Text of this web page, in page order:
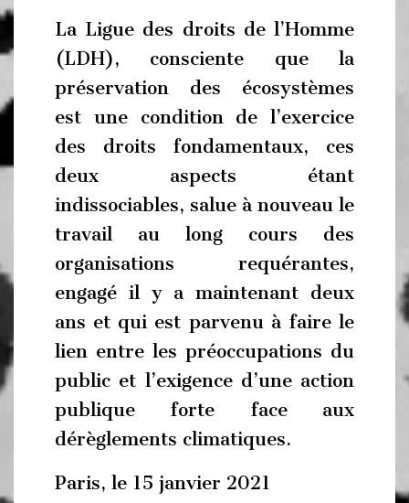
La Ligue des droits de l’Homme
(LDH), consciente que la
préservation des écosystèmes
est une condition de l’exercice
des droits fondamentaux, ces
deux aspects étant
indissociables, salue à nouveau le
travail au long cours des
organisations requérantes,
engagé il y a maintenant deux
ans et qui est parvenu à faire le
lien entre les préoccupations du
public et l’exigence d’une action
publique forte face aux
dérèglements climatiques.
Paris, le 15 janvier 2021